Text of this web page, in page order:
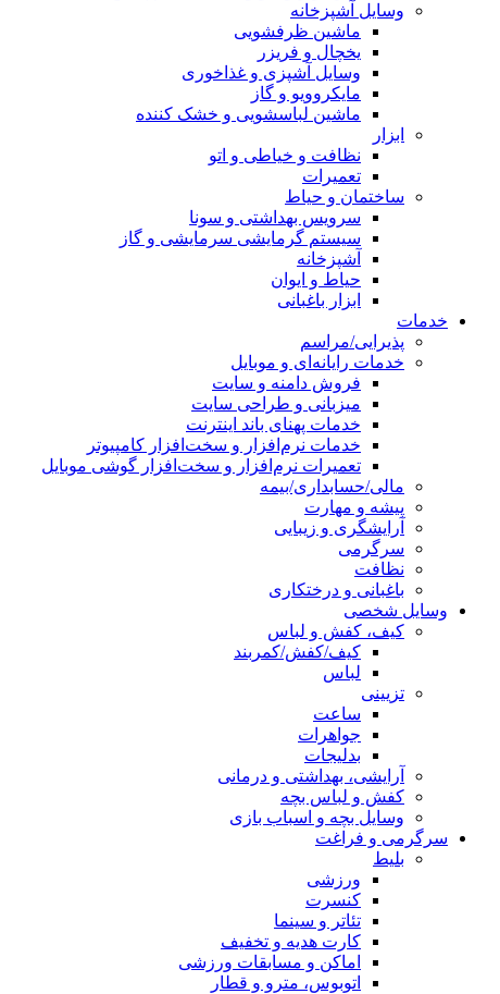
وسایل آشپزخانه
ماشین ظرفشویی
یخچال و فریزر
وسایل آشپزی و غذاخوری
مایکروویو و گاز
ماشین لباسشویی و خشک کننده
ابزار
نظافت و خیاطی و اتو
تعمیرات
ساختمان و حیاط
سرویس بهداشتی و سونا
سیستم گرمایشی سرمایشی و گاز
آشپزخانه
حیاط و ایوان
ابزار باغبانی
خدمات
پذیرایی/مراسم
خدمات رایانه‌ای و موبایل
فروش دامنه و سایت
میزبانی و طراحی سایت
خدمات پهنای باند اینترنت
خدمات نرم‌افزار و سخت‌افزار کامپیوتر
تعمیرات نرم‌افزار و سخت‌افزار گوشی موبایل
مالی/حسابداری/بیمه
پیشه و مهارت
آرایشگری و زیبایی
سرگرمی
نظافت
باغبانی و درختکاری
وسایل شخصی
کیف، کفش و لباس
کیف/کفش/کمربند
لباس
تزیینی
ساعت
جواهرات
بدلیجات
آرایشی، بهداشتی و درمانی
کفش و لباس بچه
وسایل بچه و اسباب بازی
سرگرمی و فراغت
بلیط
ورزشی
کنسرت
تئاتر و سینما
کارت هدیه و تخفیف
اماکن و مسابقات ورزشی
اتوبوس، مترو و قطار